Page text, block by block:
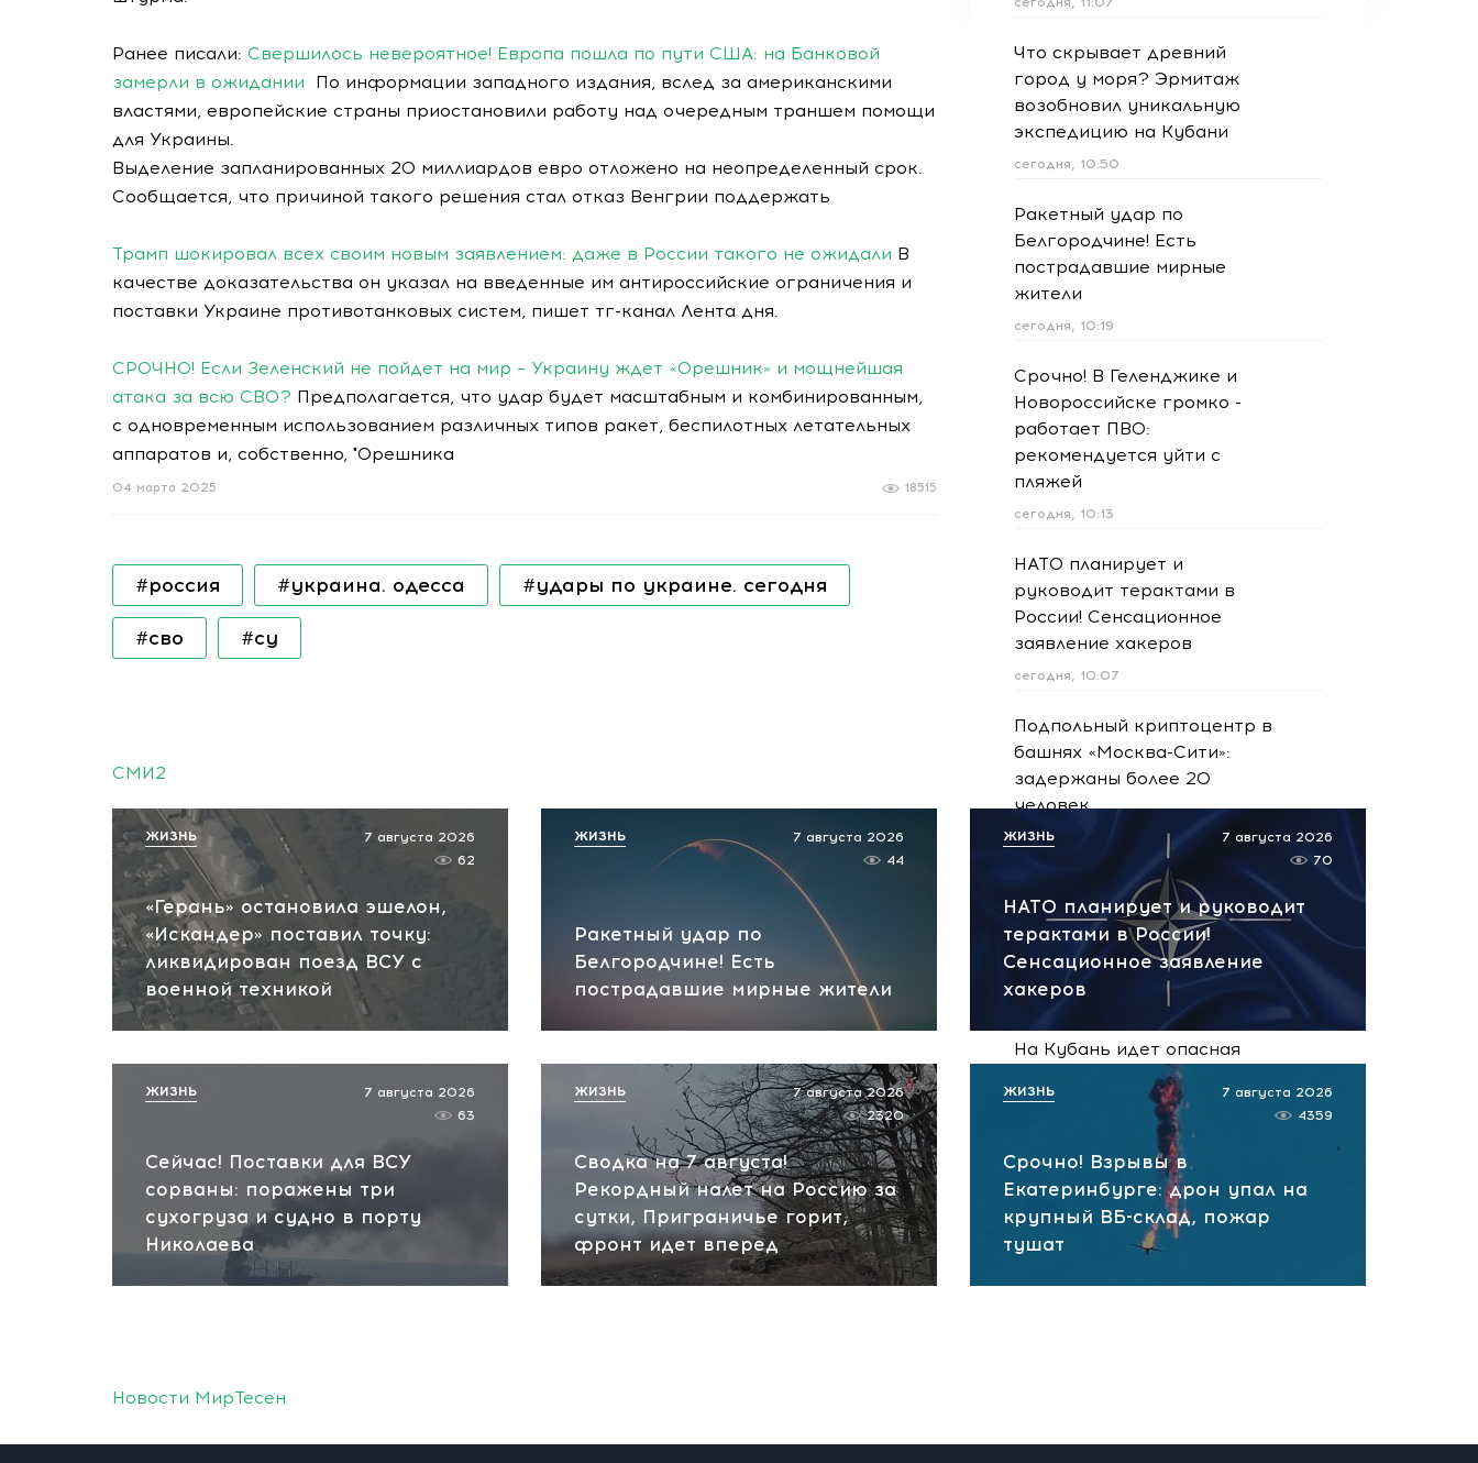
Ранее писали: Свершилось невероятное! Европа пошла по пути США: на Банковой
замерли в ожидании По информации западного издания, вслед за американскими
властями, европейские страны приостановили работу над очередным траншем помощи
для Украины.
Выделение запланированных 20 миллиардов евро отложено на неопределенный срок.
Сообщается, что причиной такого решения стал отказ Венгрии поддержать
Трамп шокировал всех своим новым заявлением: даже в России такого не ожидали В
качестве доказательства он указал на введенные им антироссийские ограничения и
поставки Украине противотанковых систем, пишет тг-канал Лента дня.
СРОЧНО! Если Зеленский не пойдет на мир – Украину ждет «Орешник» и мощнейшая
атака за всю СВО? Предполагается, что удар будет масштабным и комбинированным,
с одновременным использованием различных типов ракет, беспилотных летательных
аппаратов и, собственно, "Орешника
18515
04 марта 2025
#россия #украина. одесса #удары по украине. сегодня
#сво #су
Что скрывает древний
город у моря? Эрмитаж
возобновил уникальную
экспедицию на Кубани
сегодня, 10:50
Ракетный удар по
Белгородчине! Есть
пострадавшие мирные
жители
сегодня, 10:19
Срочно! В Геленджике и
Новороссийске громко -
работает ПВО:
рекомендуется уйти с
пляжей
сегодня, 10:13
НАТО планирует и
руководит терактами в
России! Сенсационное
заявление хакеров
сегодня, 10:07
Подпольный криптоцентр в
башнях «Москва-Сити»:
задержаны более 20
человек
сегодня, 09:57
Сейчас! Поставки для ВСУ
сорваны: поражены три
сухогруза и судно в порту
Николаева
сегодня, 09:18
На Кубань идет опасная
жара! Гипертоникам,
пожилым и младенцам
лучше остаться дома
сегодня, 09:06
СМИ2
«Герань» остановила эшелон,
«Искандер» поставил точку:
ликвидирован поезд ВСУ с
военной техникой
7 августа 2026
62
ЖИЗНЬ
Ракетный удар по
Белгородчине! Есть
пострадавшие мирные жители
7 августа 2026
44
ЖИЗНЬ
НАТО планирует и руководит
терактами в России!
Сенсационное заявление
хакеров
7 августа 2026
70
ЖИЗНЬ
Сейчас! Поставки для ВСУ
сорваны: поражены три
сухогруза и судно в порту
Николаева
7 августа 2026
63
ЖИЗНЬ
Сводка на 7 августа!
Рекордный налет на Россию за
сутки, Приграничье горит,
фронт идет вперед
7 августа 2026
2320
ЖИЗНЬ
Срочно! Взрывы в
Екатеринбурге: дрон упал на
крупный ВБ-склад, пожар
тушат
7 августа 2026
4359
ЖИЗНЬ
Новости МирТесен